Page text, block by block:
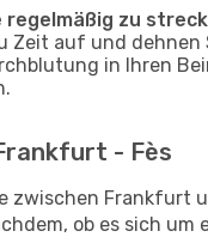
regelmäßig zu
Zeit auf und dehnen
in Ihren
- Fès
zwischen Frankfurt
ob es sich um